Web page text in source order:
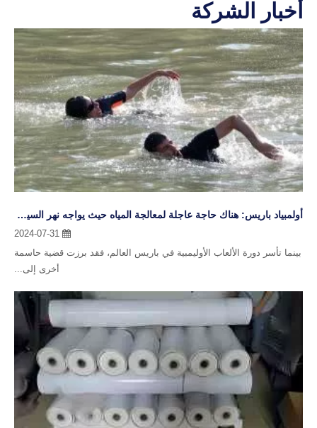
أولمبياد باريس: هناك حاجة عاجلة لمعالجة المياه حيث يواجه نهر السين تلوثًا شديدًا
بينما تأسر دورة الألعاب الأوليمبية في باريس العالم، فقد برزت قضية حاسمة
أخرى إلى...